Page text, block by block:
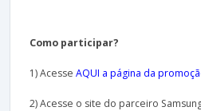
Como participar?
1) Acesse AQUI a página da
2) Acesse o site do parceiro